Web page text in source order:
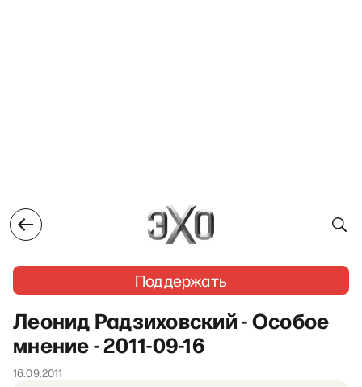
Поддержать
Леонид Радзиховский - Особое
мнение - 2011-09-16
16.09.2011